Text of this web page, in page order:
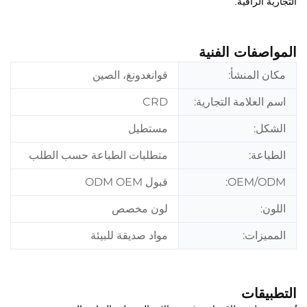
المواصفات الفنية
مكان المنشأ: قوانغدونغ، الصين
اسم العلامة التجارية: CRD
الشكل: مستطيل
الطباعة: متطلبات الطباعة حسب الطلب
OEM/ODM: قبول ODM OEM
اللون: لون مخصص
المميزات: مواد صديقة للبيئة
التطبيقات